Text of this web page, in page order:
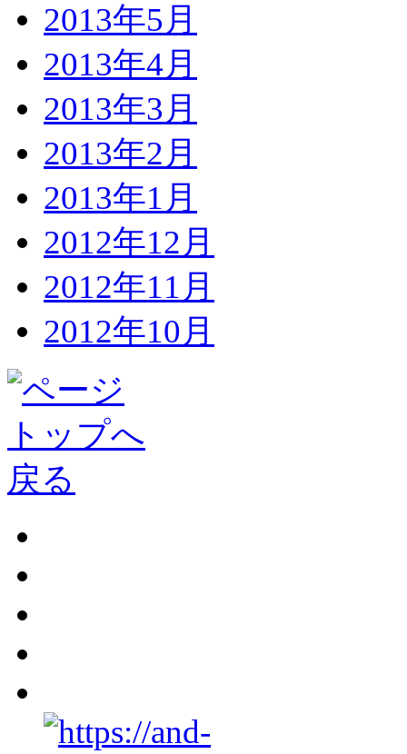
2013年5月
2013年4月
2013年3月
2013年2月
2013年1月
2012年12月
2012年11月
2012年10月